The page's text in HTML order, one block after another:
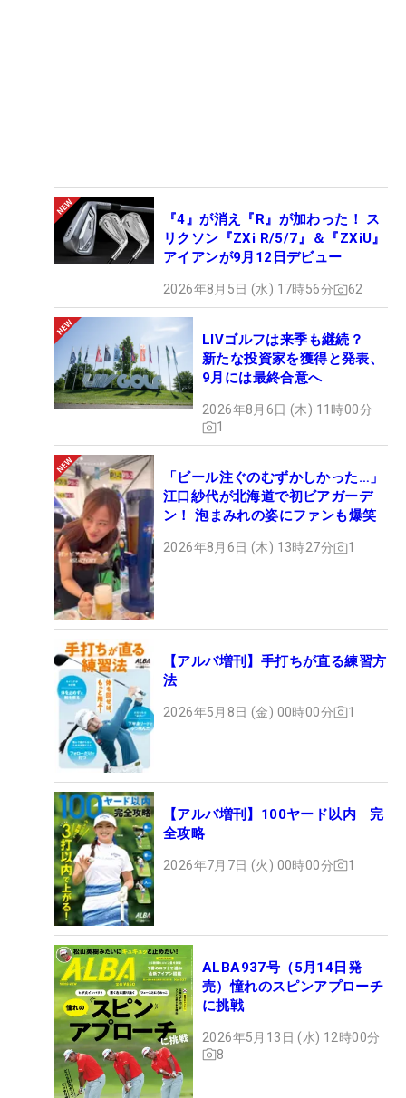
『4』が消え『R』が加わった！ ス
リクソン『ZXi R/5/7』＆『ZXiU』
アイアンが9月12日デビュー
2026年8月5日 (水) 17時56分 62
LIVゴルフは来季も継続？
新たな投資家を獲得と発表、
9月には最終合意へ
2026年8月6日 (木) 11時00分
1
「ビール注ぐのむずかしかった…」
江口紗代が北海道で初ビアガーデ
ン！ 泡まみれの姿にファンも爆笑
2026年8月6日 (木) 13時27分 1
【アルバ増刊】手打ちが直る練習方
法
2026年5月8日 (金) 00時00分 1
【アルバ増刊】100ヤード以内 完
全攻略
2026年7月7日 (火) 00時00分 1
ALBA937号（5月14日発
売）憧れのスピンアプローチ
に挑戦
2026年5月13日 (水) 12時00分
8